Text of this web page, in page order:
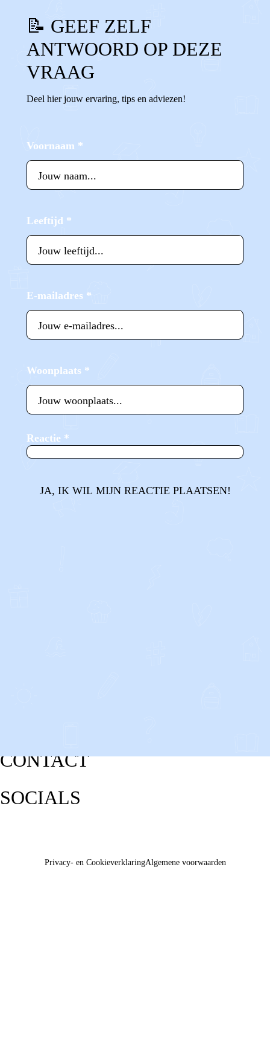
📝 GEEF ZELF
ANTWOORD OP DEZE
VRAAG
Deel hier jouw ervaring, tips en adviezen!
Voornaam *
Leeftijd *
E-mailadres *
Woonplaats *
Reactie *
JA, IK WIL MIJN REACTIE PLAATSEN!
CONTACT
SOCIALS
Privacy- en CookieverklaringAlgemene voorwaarden